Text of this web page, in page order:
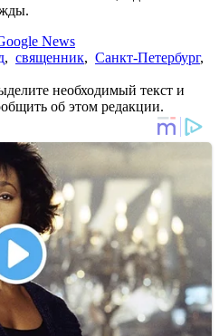
News
, священник, Санкт-Петербург,
необходимый текст и
об этом редакции.